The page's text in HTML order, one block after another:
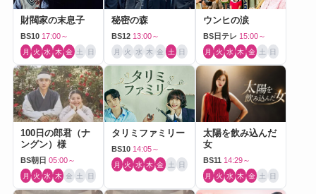
財閥家の末息子
BS10 17:00～
月 火 水 木 金 土 日
秘密の森
BS12 13:00～
月 火 水 木 金 土 日
ウンヒの涙
BS日テレ 15:00～
月 火 水 木 金 土 日
100日の郎君（ナ
ングン）様
BS朝日 05:00～
月 火 水 木 金 土 日
タリミファミリー
BS10 14:05～
月 火 水 木 金 土 日
太陽を飲み込んだ
女
BS11 14:29～
月 火 水 木 金 土 日